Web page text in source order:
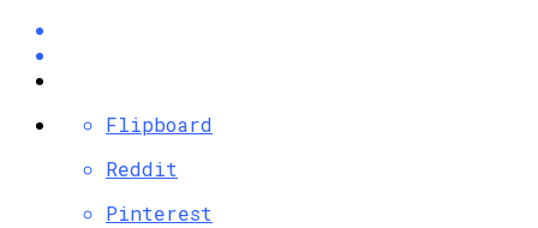
Flipboard
Reddit
Pinterest